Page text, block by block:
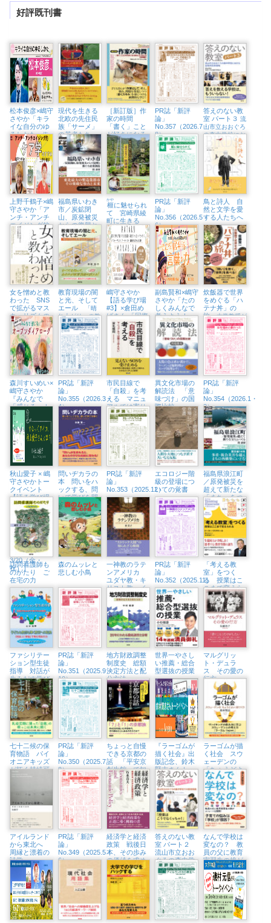
好評既刊書
松本俊彦×嶋守
さやか「キラ
イな自分のゆ
るしかた〜依
存と回復から考
えるこころをほ
どく処方箋〜」
（東京中延・
隣町珈琲 9/18
㈮）
現代を生きる
北欧の先住民
族「サーメ」
の若者たち
北極圏と二風谷
をめぐる旅
［新訂版］作
家の時間
「書く」こと
が好きになる
教え方・学び
方【実践編】
PR誌「新評
論」
No.357（2026.7・
8）
答えのない教
室 パート３ 流
山市立おおぐろ
の森中学校にお
ける全教科改革
戦略
上野千鶴子×嶋
守さやか「ア
ンチ・アンチ
エイジング的
ケア学のすす
め」（東京中
延・隣町珈琲
7/12㈰）
福島県いわき
市／炭鉱閉
山、原発被災
からの復興と
新たな産業創
造
榧
かや
に魅せられ
て 宮崎県綾
町に生きる
「現代の名
工」熊須健一
PR誌「新評
論」
No.356（2026.5・
6）
鳥と詩人 自
然と文学を愛
する人たちへ
女を憎めと教
わった SNS
で拡がるマス
キュリズムの
闇
教育現場の闇
と光、そして
エール
「晴
れ上がり」の教
育は訪れるのか
嶋守さやか
【語る学び場
#3】×倉田め
ばさん 「回復
に殺されない
ために」（浅
草・Readin’
Writin BOOK
STORE 6/19
㈮）
副島賢和×嶋守
さやか「たの
しくみんなで
考えよう！
こころの居場
所をつくる言
葉の力」（東
京中延・隣町
珈琲 5/22㈮）
炊飯器で世界
をめぐる「ハ
テナ丼」の
旅大学教授が
「問い」を炊い
て世界を食べる
森川すいめい×
嶋守さやか
『みんなで
「感じる」！
オープンダイ
アローグ』
（東京中延・
隣町珈琲
3/21（土））
PR誌「新評
論」
No.355（2026.3・
4）
市民目線で
「自殺」を考
える マニュ
アルでは寄り
添えない
異文化市場の
解読法 「意
味づけ」の国
際比較
PR誌「新評
論」
No.354（2026.1・
2）
秋山愛子 × 嶋
守さやかトー
クイベント
【語る学び場
#2】すなっく
アイコ、秋山
愛子さんと
は？（浅草・
Readin’ Writin
BOOK
STORE
3/20（金・
祝））
問いヂカラの
本 問いをハ
ックする、問
いで学びを開
く
PR誌「新評
論」
No.353（2025.12）
エコロジー階
級の登場につ
いての覚書
福島県浪江町
／原発被災を
超えて新たな
「まち」をつ
くる
訪問看護師も
のがたり ご
在宅の力
森のムッレと
悲しむ小鳥
一神教のラテ
ンアメリカ
ユダヤ教・キ
リスト教・イ
スラム教をめ
ぐって
PR誌「新評
論」
No.352（2025.11）
「考える教
室」をつく
る 授業はこ
こまで変えら
れる
ファシリテー
ション型生徒
指導 対話が
生みだす学び
の共同体
PR誌「新評
論」
No.351（2025.9・
10）
地方財政調整
制度史 総額
決定方法と配
分方法
世界一やさし
い推薦・総合
型選抜の授業
マルグリッ
ト・デュラ
ス その愛の
行方
七十二候の保
育物語 パイ
オニアキッズ
が拓く持続可
PR誌「新評
論」
No.350（2025.7・
8）
ちょっと自慢
できる京都の
話 「平安京
創生館」で知
る都
『ラーゴムが
描く社会』出
版記念、鈴木
賢志さんトー
クイベント開
催（横浜・ブ
ックス
Tangerina、
8/1㈮）
ラーゴムが描
く社会 スウ
ェーデンの
「ちょうどよ
い」国づくり
アイルランド
から東北へ
周縁と漂着の
詩学
PR誌「新評
論」
No.349（2025.5・
6）
経済学と経済
政策 戦後日
本、その歩み
の価値を求め
て
答えのない教
室 パート２
流山市立おお
ぐろの森中学
校での教育実
践
なんで学校は
変なの？ 教
員の父に教育
実習生の娘が
ストレートな
質問！